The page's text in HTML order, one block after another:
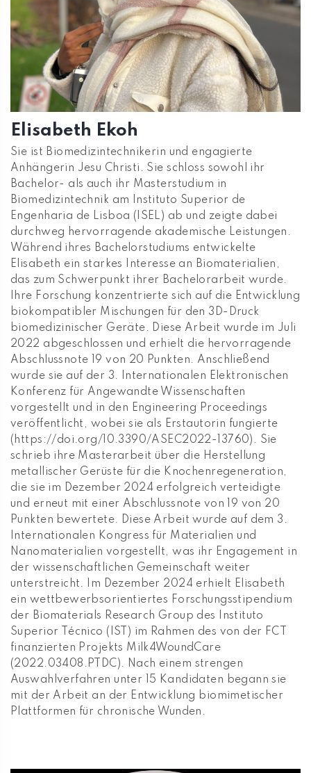
Elisabeth Ekoh
Sie ist Biomedizintechnikerin und engagierte
Anhängerin Jesu Christi. Sie schloss sowohl ihr
Bachelor- als auch ihr Masterstudium in
Biomedizintechnik am Instituto Superior de
Engenharia de Lisboa (ISEL) ab und zeigte dabei
durchweg hervorragende akademische Leistungen.
Während ihres Bachelorstudiums entwickelte
Elisabeth ein starkes Interesse an Biomaterialien,
das zum Schwerpunkt ihrer Bachelorarbeit wurde.
Ihre Forschung konzentrierte sich auf die Entwicklung
biokompatibler Mischungen für den 3D-Druck
biomedizinischer Geräte. Diese Arbeit wurde im Juli
2022 abgeschlossen und erhielt die hervorragende
Abschlussnote 19 von 20 Punkten. Anschließend
wurde sie auf der 3. Internationalen Elektronischen
Konferenz für Angewandte Wissenschaften
vorgestellt und in den Engineering Proceedings
veröffentlicht, wobei sie als Erstautorin fungierte
(https://doi.org/10.3390/ASEC2022-13760). Sie
schrieb ihre Masterarbeit über die Herstellung
metallischer Gerüste für die Knochenregeneration,
die sie im Dezember 2024 erfolgreich verteidigte
und erneut mit einer Abschlussnote von 19 von 20
Punkten bewertete. Diese Arbeit wurde auf dem 3.
Internationalen Kongress für Materialien und
Nanomaterialien vorgestellt, was ihr Engagement in
der wissenschaftlichen Gemeinschaft weiter
unterstreicht. Im Dezember 2024 erhielt Elisabeth
ein wettbewerbsorientiertes Forschungsstipendium
der Biomaterials Research Group des Instituto
Superior Técnico (IST) im Rahmen des von der FCT
finanzierten Projekts Milk4WoundCare
(2022.03408.PTDC). Nach einem strengen
Auswahlverfahren unter 15 Kandidaten begann sie
mit der Arbeit an der Entwicklung biomimetischer
Plattformen für chronische Wunden.